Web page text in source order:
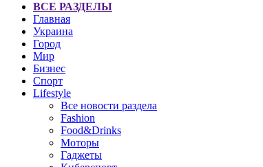
ВСЕ РАЗДЕЛЫ
Главная
Украина
Город
Мир
Бизнес
Спорт
Lifestyle
Все новости раздела
Fashion
Food&Drinks
Моторы
Гаджеты